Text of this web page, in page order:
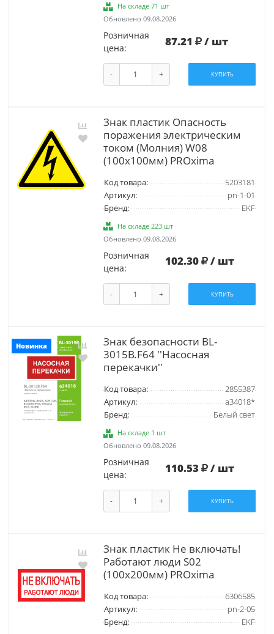
На складе 71 шт
Обновлено 09.08.2026
Розничная
цена:
87.21 / шт
- + КУПИТЬ
Знак пластик Опасность
поражения электрическим
током (Молния) W08
(100х100мм) PROxima
Код товара:
5203181
Артикул:
pn-1-01
Бренд:
EKF
На складе 223 шт
Обновлено 09.08.2026
Розничная
цена:
102.30 / шт
- + КУПИТЬ
Новинка
Знак безопасности BL-
3015B.F64 ''Насосная
перекачки''
Код товара:
2855387
Артикул:
a34018*
Бренд:
Белый свет
На складе 1 шт
Обновлено 09.08.2026
Розничная
цена:
110.53 / шт
- + КУПИТЬ
Знак пластик Не включать!
Работают люди S02
(100х200мм) PROxima
Код товара:
6306585
Артикул:
pn-2-05
Бренд:
EKF